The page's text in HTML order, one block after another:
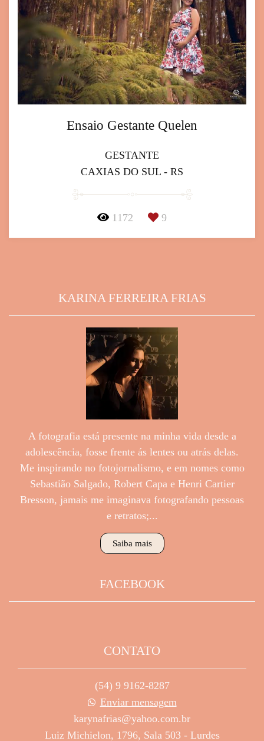
Ensaio Gestante Quelen
GESTANTE
CAXIAS DO SUL - RS
1172 9
KARINA FERREIRA FRIAS
A fotografia está presente na minha vida desde a
adolescência, fosse frente ás lentes ou atrás delas.
Me inspirando no fotojornalismo, e em nomes como
Sebastião Salgado, Robert Capa e Henri Cartier
Bresson, jamais me imaginava fotografando pessoas
e retratos;...
Saiba mais
FACEBOOK
CONTATO
(54) 9 9162-8287
Enviar mensagem
karynafrias@yahoo.com.br
Luiz Michielon, 1796, Sala 503 - Lurdes